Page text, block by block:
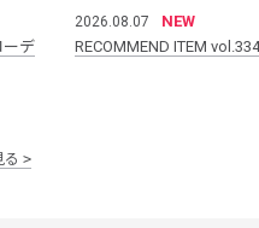
ーデ
2026.08.07
NEW
RECOMMEND ITEM vol.334
る